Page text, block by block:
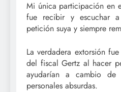
Mi única participación en
fue recibir y escuchar
petición suya y siempre
La verdadera extorsión
del fiscal Gertz al hacer
ayudarían a cambio de
personales absurdas.